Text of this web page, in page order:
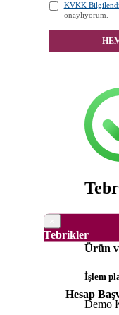
KVKK
onaylıyorum.
Tebrikler
Hesap
Ürün
İşlem
Demo